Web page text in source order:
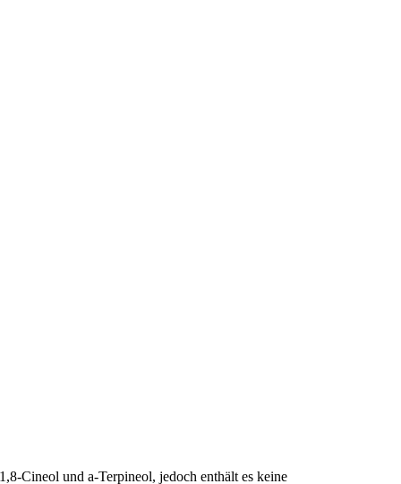
Cineol und a-Terpineol, jedoch enthält es keine